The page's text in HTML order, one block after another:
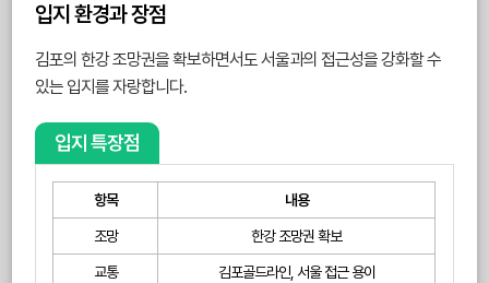
입지 환경과 장점
김포의 한강 조망권을 확보하면서도 서울과의 접근성을 강화할 수
있는 입지를 자랑합니다.
입지 특장점
항목 내용
조망 한강 조망권 확보
교통 김포골드라인, 서울 접근 용이